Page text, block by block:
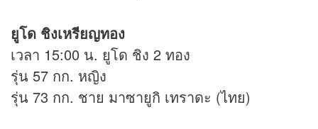
ยูโด ชิงเหรียญทอง
เวลา 15:00 น. ยูโด ชิง 2 ทอง
รุ่น 57 กก. หญิง
รุ่น 73 กก. ชาย มาซายูกิ เทราดะ (ไทย)